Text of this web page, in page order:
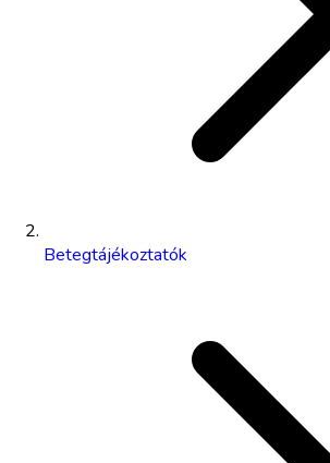
Betegtájékoztatók